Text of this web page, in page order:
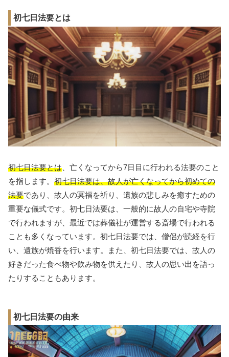
初七日法要とは
初七日法要とは 、亡くなってから7日目に行われる法要のこと
を指します。 初七日法要は、故人が亡くなってから初めての
法要であり、故人の冥福を祈り、遺族の悲しみを癒すための
重要な儀式です。初七日法要は、一般的に故人の自宅や寺院
で行われますが、最近では葬儀社が運営する斎場で行われる
ことも多くなっています。初七日法要では、僧侶が読経を行
い、遺族が焼香を行います。また、初七日法要では、故人の
好きだった食べ物や飲み物を供えたり、故人の思い出を語っ
たりすることもあります。
初七日法要の由来